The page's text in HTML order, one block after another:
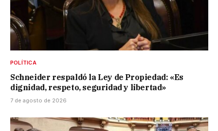
POLÍTICA
Schneider respaldó la Ley de Propiedad: «Es
dignidad, respeto, seguridad y libertad»
7 de agosto de 2026